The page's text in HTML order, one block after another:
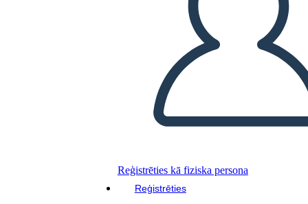
Reģistrēties kā fiziska persona
Reģistrēties